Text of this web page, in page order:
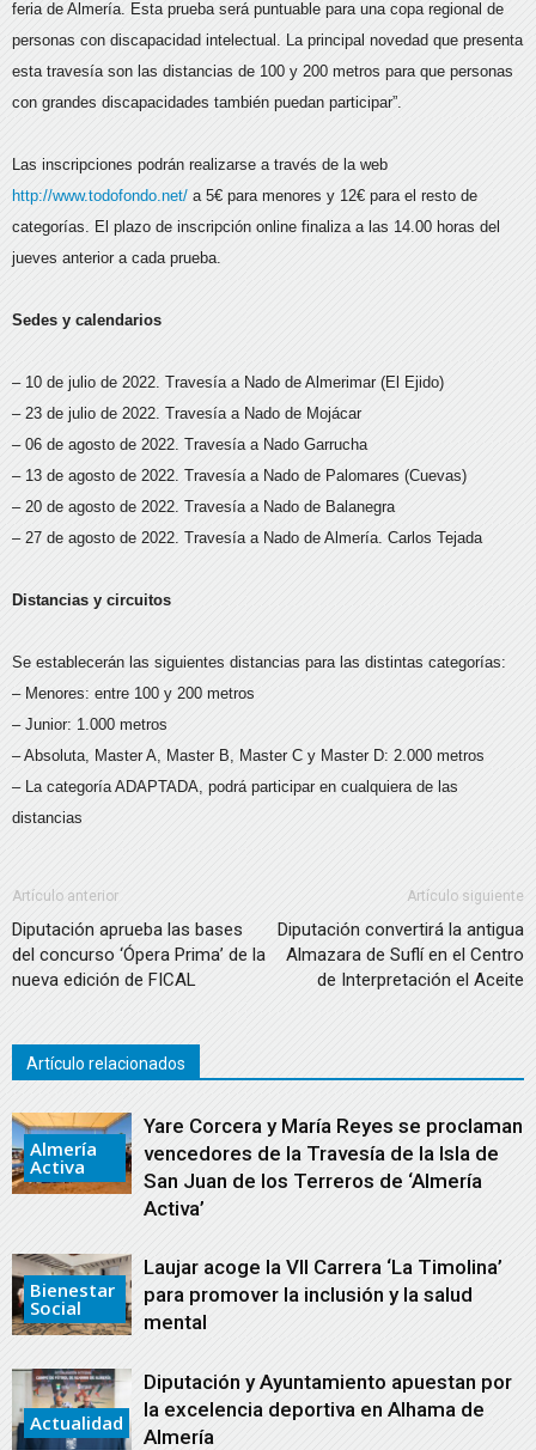
feria de Almería. Esta prueba será puntuable para una copa regional de
personas con discapacidad intelectual. La principal novedad que presenta
esta travesía son las distancias de 100 y 200 metros para que personas
con grandes discapacidades también puedan participar”.
Las inscripciones podrán realizarse a través de la web
http://www.todofondo.net/ a 5€ para menores y 12€ para el resto de
categorías. El plazo de inscripción online finaliza a las 14.00 horas del
jueves anterior a cada prueba.
Sedes y calendarios
– 10 de julio de 2022. Travesía a Nado de Almerimar (El Ejido)
– 23 de julio de 2022. Travesía a Nado de Mojácar
– 06 de agosto de 2022. Travesía a Nado Garrucha
– 13 de agosto de 2022. Travesía a Nado de Palomares (Cuevas)
– 20 de agosto de 2022. Travesía a Nado de Balanegra
– 27 de agosto de 2022. Travesía a Nado de Almería. Carlos Tejada
Distancias y circuitos
Se establecerán las siguientes distancias para las distintas categorías:
– Menores: entre 100 y 200 metros
– Junior: 1.000 metros
– Absoluta, Master A, Master B, Master C y Master D: 2.000 metros
– La categoría ADAPTADA, podrá participar en cualquiera de las
distancias
Artículo anterior
Diputación aprueba las bases
del concurso ‘Ópera Prima’ de la
nueva edición de FICAL
Artículo siguiente
Diputación convertirá la antigua
Almazara de Suflí en el Centro
de Interpretación el Aceite
Artículo relacionados
Almería
Activa
Yare Corcera y María Reyes se proclaman
vencedores de la Travesía de la Isla de
San Juan de los Terreros de ‘Almería
Activa’
Bienestar
Social
Laujar acoge la VII Carrera ‘La Timolina’
para promover la inclusión y la salud
mental
Actualidad
Diputación y Ayuntamiento apuestan por
la excelencia deportiva en Alhama de
Almería